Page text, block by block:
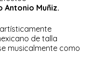
Antonio Muñiz.
de talla
musicalmente como